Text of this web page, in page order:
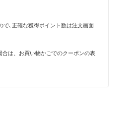
で､正確な獲得ポイント数は注文画面
は、お買い物かごでのクーポンの表